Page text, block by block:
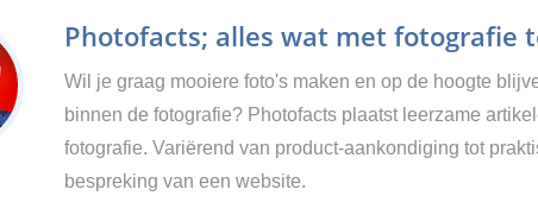
Photofacts; alles wat met fotografie
Wil je graag mooiere foto's maken en op de hoogte
binnen de fotografie? Photofacts plaatst leerzame
fotografie. Variërend van product-aankondiging tot
bespreking van een website.